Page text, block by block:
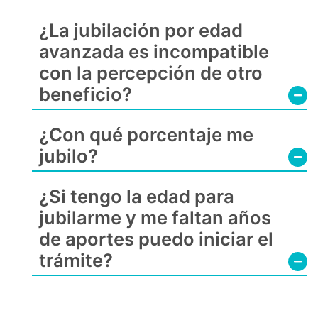
¿La jubilación por edad
avanzada es incompatible
con la percepción de otro
beneficio?
¿Con qué porcentaje me
jubilo?
¿Si tengo la edad para
jubilarme y me faltan años
de aportes puedo iniciar el
trámite?